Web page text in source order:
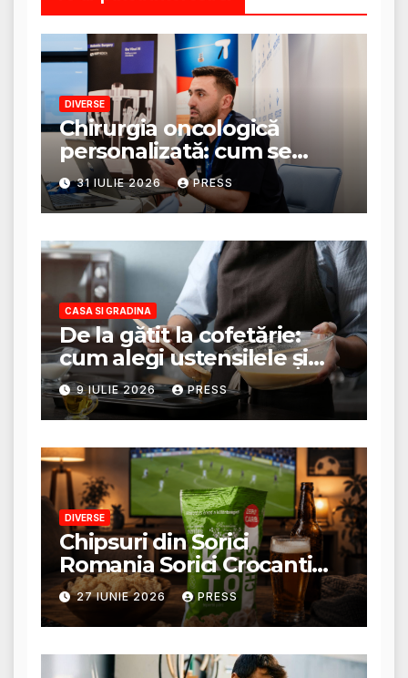
DIVERSE
Chirurgia oncologică
personalizată: cum se
stabilește planul de
tratament
31 IULIE 2026 PRESS
CASA SI GRADINA
De la gătit la cofetărie:
cum alegi ustensilele și
tigăile potrivite pentru un
rezultat perfect
9 IULIE 2026 PRESS
DIVERSE
Chipsuri din Sorici
Romania Sorici Crocanti
Magazin Online
27 IUNIE 2026 PRESS